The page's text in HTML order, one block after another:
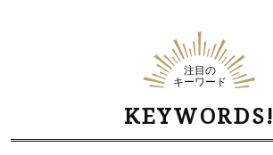
注目の
キーワード
KEYWORDS!